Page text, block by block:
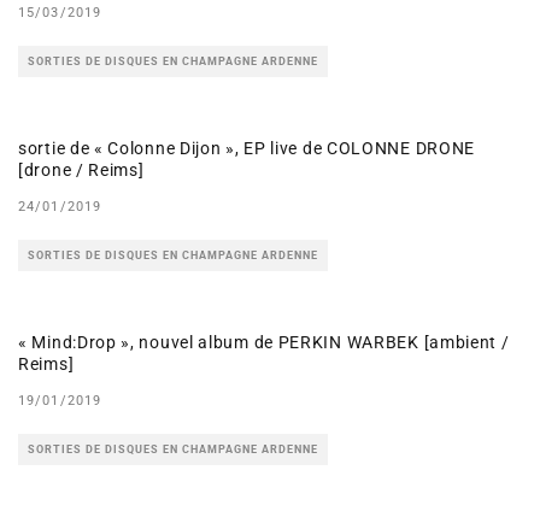
15/03/2019
SORTIES DE DISQUES EN CHAMPAGNE ARDENNE
sortie de « Colonne Dijon », EP live de COLONNE DRONE
[drone / Reims]
24/01/2019
SORTIES DE DISQUES EN CHAMPAGNE ARDENNE
« Mind:Drop », nouvel album de PERKIN WARBEK [ambient /
Reims]
19/01/2019
SORTIES DE DISQUES EN CHAMPAGNE ARDENNE